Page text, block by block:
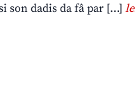
son dadis da fâ par […]